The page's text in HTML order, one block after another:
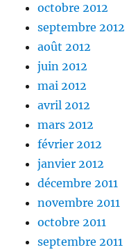
octobre 2012
septembre 2012
août 2012
juin 2012
mai 2012
avril 2012
mars 2012
février 2012
janvier 2012
décembre 2011
novembre 2011
octobre 2011
septembre 2011